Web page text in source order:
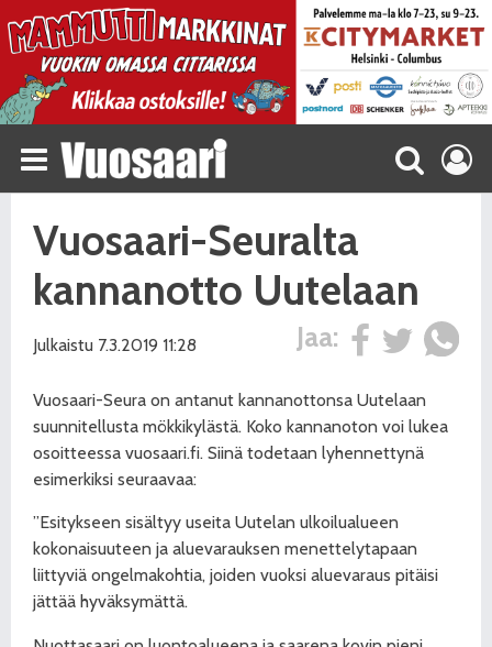
Vuosaari-Seuralta
kannanotto Uutelaan
Jaa:
Julkaistu 7.3.2019 11:28
Vuosaari-Seura on antanut kannanottonsa Uutelaan
suunnitellusta mökkikylästä. Koko kannanoton voi lukea
osoitteessa vuosaari.fi. Siinä todetaan lyhennettynä
esimerkiksi seuraavaa:
”Esitykseen sisältyy useita Uutelan ulkoilualueen
kokonaisuuteen ja aluevarauksen menettelytapaan
liittyviä ongelmakohtia, joiden vuoksi aluevaraus pitäisi
jättää hyväksymättä.